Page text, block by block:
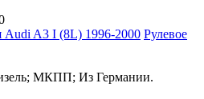
Audi A3 I (8L) 1996-2000 Рулевое
МКПП; Из Германии.